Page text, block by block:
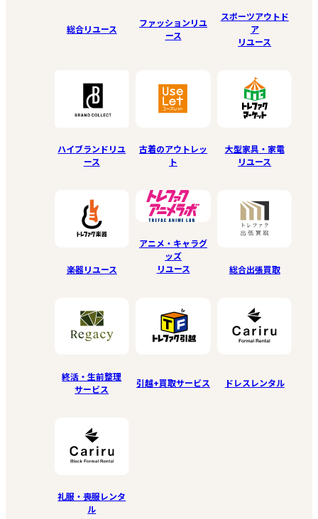
総合リユース
ファッションリユ
ース
スポーツアウトド
ア
リユース
ハイブランドリユ
ース
古着のアウトレッ
ト
大型家具・家電
リユース
楽器リユース
アニメ・キャラグ
ッズ
リユース
総合出張買取
終活・生前整理
サービス
引越+買取サービス ドレスレンタル
礼服・喪服レンタ
ル